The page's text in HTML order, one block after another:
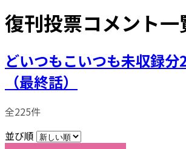
復刊投票コメント一
どいつもこいつも未収録
（最終話）
全225件
並び順